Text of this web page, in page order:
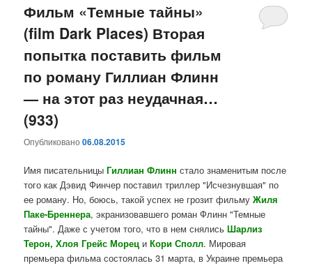
основному
содержимому
дополнительному
содержимому
Фильм «Темные тайны»
(film Dark Places) Вторая
попытка поставить фильм
по роману Гиллиан Флинн
— на этот раз неудачная…
(933)
Опубликовано06.08.2015
Имя писательницыГиллиан Флинн стало знаменитым после
того как Дэвид Финчер поставил триллер "Исчезнувшая" по
ее роману. Но, боюсь, такой успех не грозит фильмуЖиля
Паке-Бреннера, экранизовавшего роман Флинн "Темные
тайны". Даже с учетом того, что в нем снялисьШарлиз
Терон, Хлоя Грейс Морец и Кори Сполл. Мировая
премьера фильма состоялась 31 марта, в Украине премьера